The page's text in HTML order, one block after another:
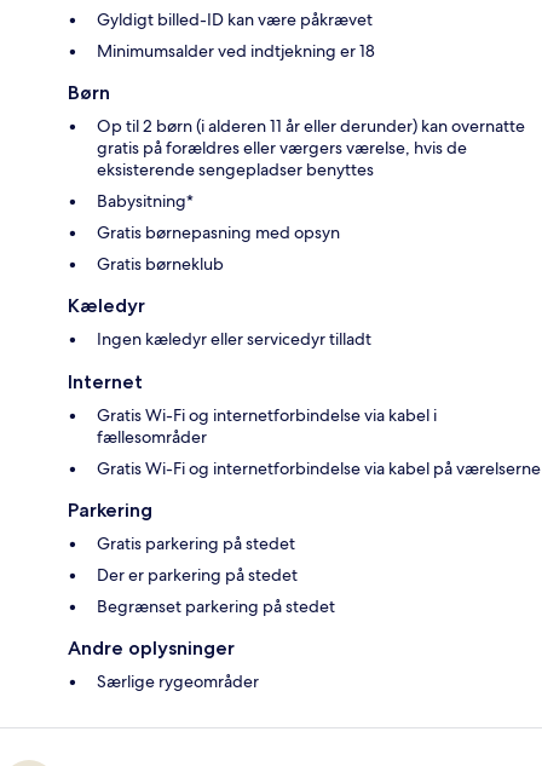
Gyldigt billed-ID kan være påkrævet
Minimumsalder ved indtjekning er 18
Børn
Op til 2 børn (i alderen 11 år eller derunder) kan overnatte
gratis på forældres eller værgers værelse, hvis de
eksisterende sengepladser benyttes
Babysitning*
Gratis børnepasning med opsyn
Gratis børneklub
Kæledyr
Ingen kæledyr eller servicedyr tilladt
Internet
Gratis Wi-Fi og internetforbindelse via kabel i
fællesområder
Gratis Wi-Fi og internetforbindelse via kabel på værelserne
Parkering
Gratis parkering på stedet
Der er parkering på stedet
Begrænset parkering på stedet
Andre oplysninger
Særlige rygeområder